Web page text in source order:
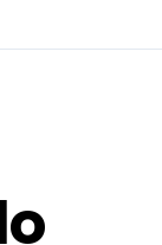
dos orejas